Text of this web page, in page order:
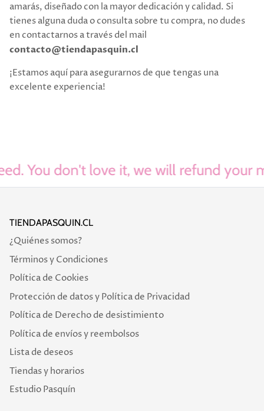
amarás, diseñado con la mayor dedicación y calidad. Si
tienes alguna duda o consulta sobre tu compra, no dudes
en contactarnos a través del mail
contacto@tiendapasquin.cl
¡Estamos aquí para asegurarnos de que tengas una
excelente experiencia!
You don't love it, we will refund your
TIENDAPASQUIN.CL
¿Quiénes somos?
Términos y Condiciones
Política de Cookies
Protección de datos y Política de Privacidad
Política de Derecho de desistimiento
Política de envíos y reembolsos
Lista de deseos
Tiendas y horarios
Estudio Pasquín